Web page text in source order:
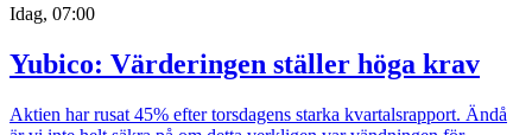
Idag, 07:00
Yubico: Värderingen ställer höga krav
Aktien har rusat 45% efter torsdagens starka kvartalsrapport. Ändå